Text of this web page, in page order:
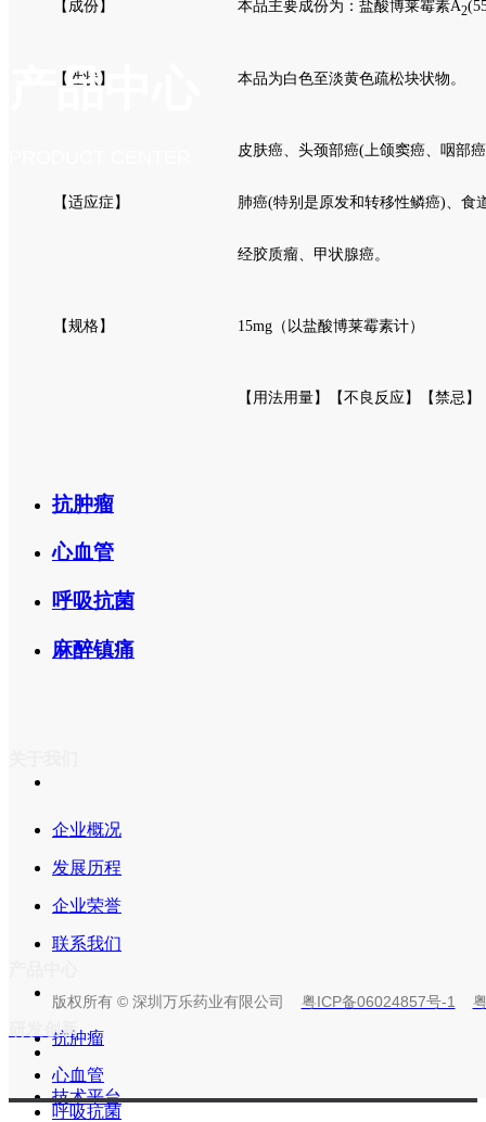
【成份】 本品主要成份为：盐酸博莱霉素A2
【性状】 本品为白色至淡黄色疏松块状物。
【适应症】
皮肤癌、头颈部癌(上颌窦癌、咽部
肺癌(特别是原发和转移性鳞癌)、食
经胶质瘤、甲状腺癌。
【规格】 15mg（以盐酸博莱霉素计）
【用法用量】【不良反应】【禁忌
产品中心
抗肿瘤
心血管
呼吸抗菌
麻醉镇痛
企业概况
发展历程
企业荣誉
联系我们
抗肿瘤
心血管
呼吸抗菌
版权所有 © 深圳万乐药业有限公司 粤ICP备06024857号-1
研发创新
技术平台